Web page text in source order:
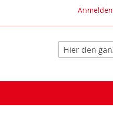
Anmelden
Suche